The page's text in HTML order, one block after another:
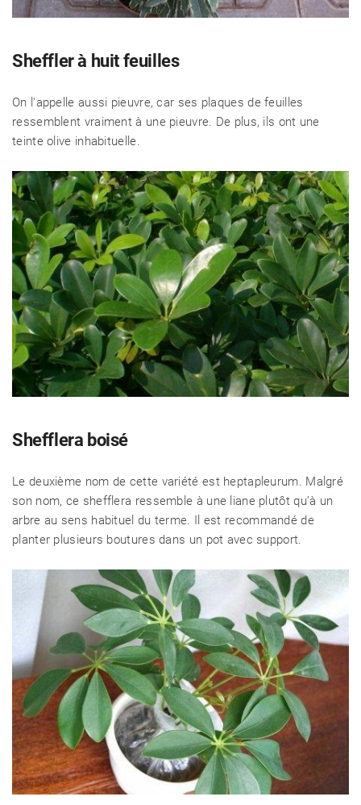
Sheffler à huit feuilles
On l'appelle aussi pieuvre, car ses plaques de feuilles
ressemblent vraiment à une pieuvre. De plus, ils ont une
teinte olive inhabituelle.
Shefflera boisé
Le deuxième nom de cette variété est heptapleurum. Malgré
son nom, ce shefflera ressemble à une liane plutôt qu'à un
arbre au sens habituel du terme. Il est recommandé de
planter plusieurs boutures dans un pot avec support.